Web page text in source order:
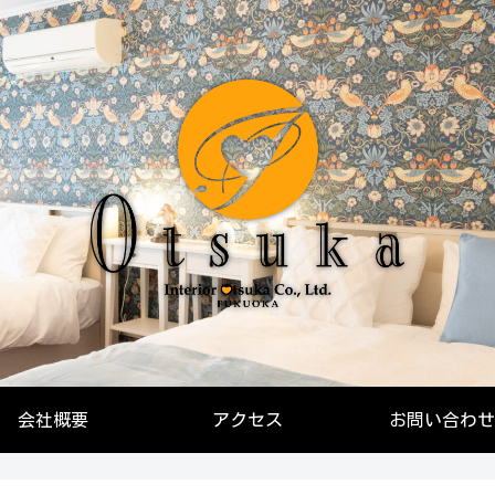
会社概要 アクセス お問い合わせ